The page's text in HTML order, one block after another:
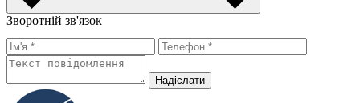
Зворотній зв'язок
Надiслати